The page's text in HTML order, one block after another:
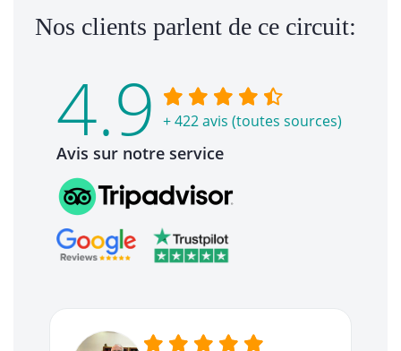
Nos clients parlent de ce circuit:
4.9 + 422 avis (toutes sources)
Avis sur notre service